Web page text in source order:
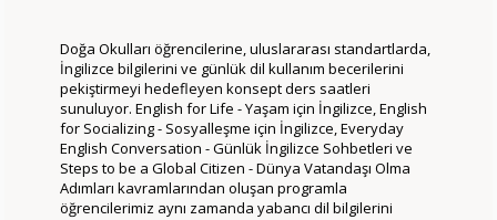
Doğa Okulları öğrencilerine, uluslararası standartlarda,
İngilizce bilgilerini ve günlük dil kullanım becerilerini
pekiştirmeyi hedefleyen konsept ders saatleri
sunuluyor. English for Life - Yaşam için İngilizce, English
for Socializing - Sosyalleşme için İngilizce, Everyday
English Conversation - Günlük İngilizce Sohbetleri ve
Steps to be a Global Citizen - Dünya Vatandaşı Olma
Adımlarıkavramlarından oluşan programla
öğrencilerimiz aynı zamanda yabancı dil bilgilerini